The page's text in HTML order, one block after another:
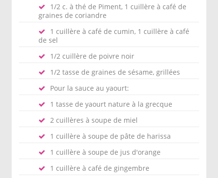
1/2 c. à thé de Piment, 1 cuillère à café de
graines de coriandre
1 cuillère à café de cumin, 1 cuillère à café
de sel
1/2 cuillère de poivre noir
1/2 tasse de graines de sésame, grillées
Pour la sauce au yaourt:
1 tasse de yaourt nature à la grecque
2 cuillères à soupe de miel
1 cuillère à soupe de pâte de harissa
1 cuillère à soupe de jus d'orange
1 cuillère à café de gingembre